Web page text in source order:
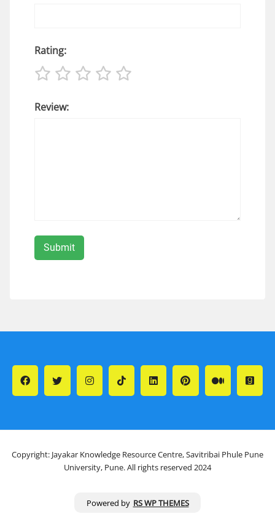
Rating:
Review:
Copyright: Jayakar Knowledge Resource Centre, Savitribai Phule Pune
University, Pune. All rights reserved 2024
Powered by RS WP THEMES